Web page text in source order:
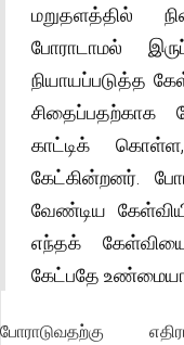
மறுதளத்தில்
போராடாமல்
நியாயப்படுத்த
காட்டிக்
கேட்கின்றனர்.
வேண்டிய
எந்தக்
கேட்பதே
போராடுவதற்கு